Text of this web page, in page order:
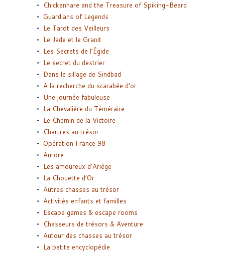
Chickenhare and the Treasure of Spiking-Beard
Guardians of Legends
Le Tarot des Veilleurs
Le Jade et le Granit
Les Secrets de l’Égide
Le secret du destrier
Dans le sillage de Sindbad
A la recherche du scarabée d’or
Une journée fabuleuse
La Chevalière du Téméraire
Le Chemin de la Victoire
Chartres au trésor
Opération France 98
Aurore
Les amoureux d’Ariège
La Chouette d’Or
Autres chasses au trésor
Activités enfants et familles
Escape games & escape rooms
Chasseurs de trésors & Aventure
Autour des chasses au trésor
La petite encyclopédie